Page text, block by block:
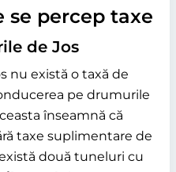
se percep taxe
de Jos
nu există o taxă de
pe drumurile
înseamnă că
taxe suplimentare de
două tuneluri cu